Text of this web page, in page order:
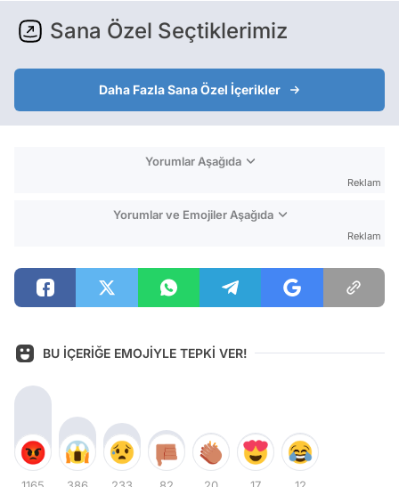
Sana Özel Seçtiklerimiz
Daha Fazla Sana Özel İçerikler
Yorumlar Aşağıda
Reklam
Yorumlar ve Emojiler Aşağıda
Reklam
BU İÇERİĞE EMOJİYLE TEPKİ VER!